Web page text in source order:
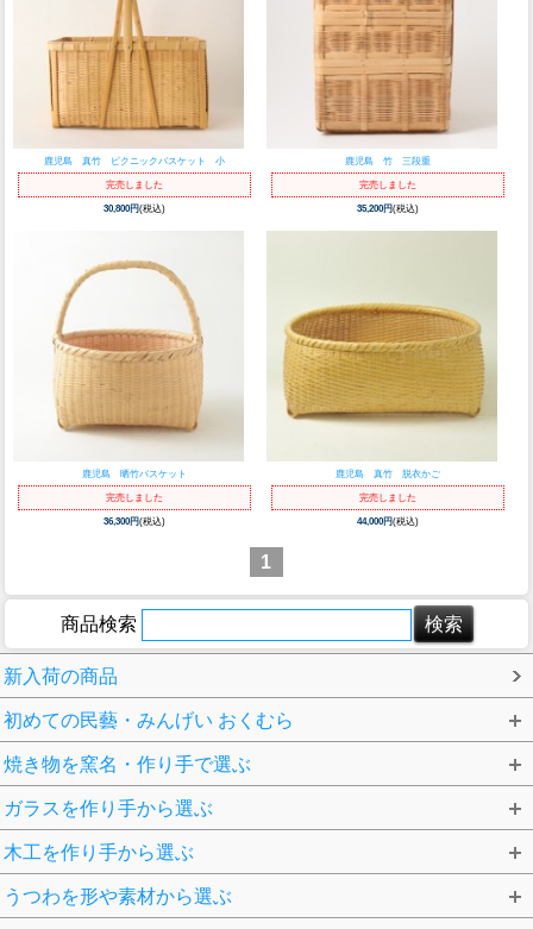
鹿児島 真竹 ピクニックバスケット 小
完売しました
30,800円(税込)
鹿児島 竹 三段重
完売しました
35,200円(税込)
鹿児島 晒竹バスケット
完売しました
36,300円(税込)
鹿児島 真竹 脱衣かご
完売しました
44,000円(税込)
1
商品検索
新入荷の商品
初めての民藝・みんげい おくむら
焼き物を窯名・作り手で選ぶ
ガラスを作り手から選ぶ
木工を作り手から選ぶ
うつわを形や素材から選ぶ